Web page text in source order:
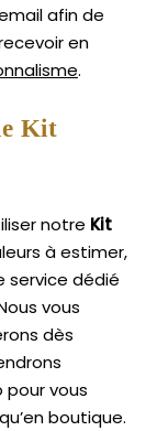
afin de
en
.
Kit
notre Kit
à estimer,
service dédié
vous
dès
pour vous
boutique.